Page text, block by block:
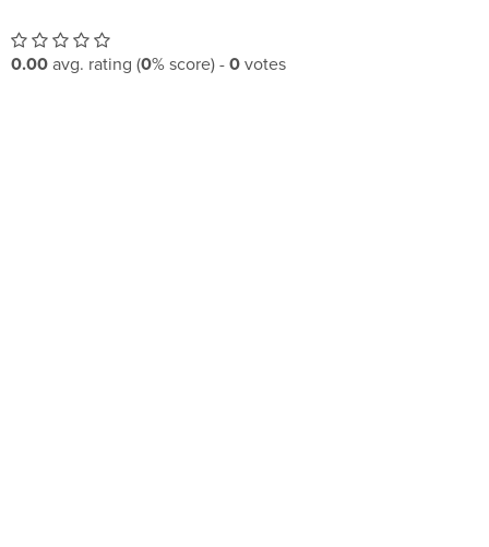
0.00 avg. rating (0% score) - 0 votes